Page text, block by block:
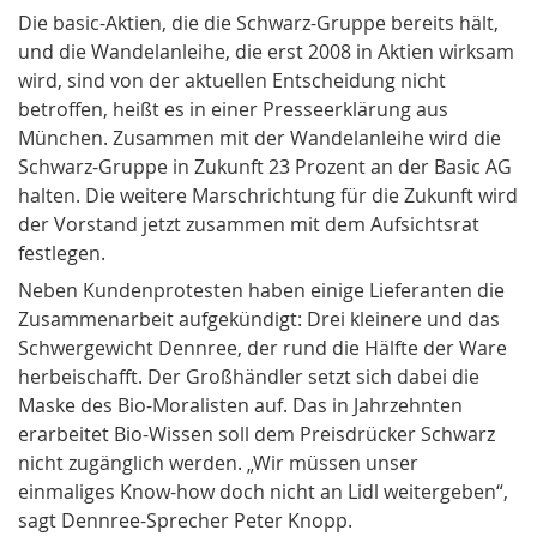
Die basic-Aktien, die die Schwarz-Gruppe bereits hält,
und die Wandelanleihe, die erst 2008 in Aktien wirksam
wird, sind von der aktuellen Entscheidung nicht
betroffen, heißt es in einer Presseerklärung aus
München. Zusammen mit der Wandelanleihe wird die
Schwarz-Gruppe in Zukunft 23 Prozent an der Basic AG
halten. Die weitere Marschrichtung für die Zukunft wird
der Vorstand jetzt zusammen mit dem Aufsichtsrat
festlegen.
Neben Kundenprotesten haben einige Lieferanten die
Zusammenarbeit aufgekündigt: Drei kleinere und das
Schwergewicht Dennree, der rund die Hälfte der Ware
herbeischafft. Der Großhändler setzt sich dabei die
Maske des Bio-Moralisten auf. Das in Jahrzehnten
erarbeitet Bio-Wissen soll dem Preisdrücker Schwarz
nicht zugänglich werden. „Wir müssen unser
einmaliges Know-how doch nicht an Lidl weitergeben“,
sagt Dennree-Sprecher Peter Knopp.